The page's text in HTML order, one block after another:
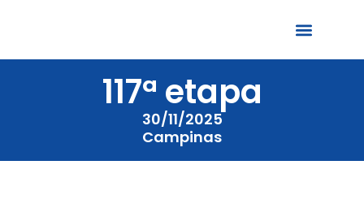
117ª etapa
30/11/2025
Campinas